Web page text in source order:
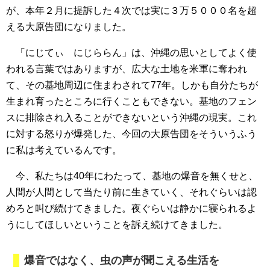
が、本年２月に提訴した４次では実に３万５０００名を超
える大原告団になりました。
「にじてぃ にじららん」は、沖縄の思いとしてよく使
われる言葉ではありますが、広大な土地を米軍に奪われ
て、その基地周辺に住まわされて77年。しかも自分たちが
生まれ育ったところに行くこともできない。基地のフェン
スに排除され入ることができないという沖縄の現実。これ
に対する怒りが爆発した、今回の大原告団をそういうふう
に私は考えているんです。
今、私たちは40年にわたって、基地の爆音を無くせと、
人間が人間として当たり前に生きていく、それぐらいは認
めろと叫び続けてきました。夜ぐらいは静かに寝られるよ
うにしてほしいということを訴え続けてきました。
爆音ではなく、虫の声が聞こえる生活を